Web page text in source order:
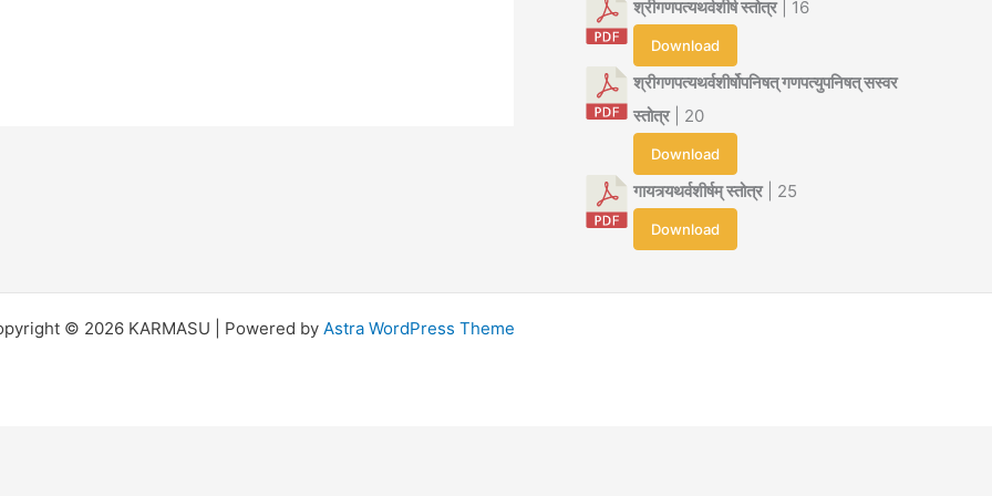
श्रीगणपत्यथर्वशीर्ष स्तोत्र| 16
Download
श्रीगणपत्यथर्वशीर्षोपनिषत् गणपत्युपनिषत् सस्वर
स्तोत्र| 20
Download
गायत्र्यथर्वशीर्षम् स्तोत्र| 25
Download
© 2026 KARMASU | Powered by Astra WordPress Theme